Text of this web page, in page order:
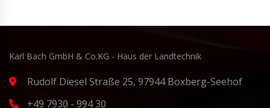
Karl Bach GmbH & Co.KG - Haus der Landtechnik
Rudolf Diesel Straße 25, 97944 Boxberg-Seehof
+49 7930 - 994 30